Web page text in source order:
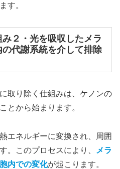
す。
２・光を吸収したメラ
代謝系統を介して排除
取り除く仕組みは、ケノンの
とから始まります。
エネルギーに変換され、周囲
。このプロセスにより、
メラ
内での変化が起こります。